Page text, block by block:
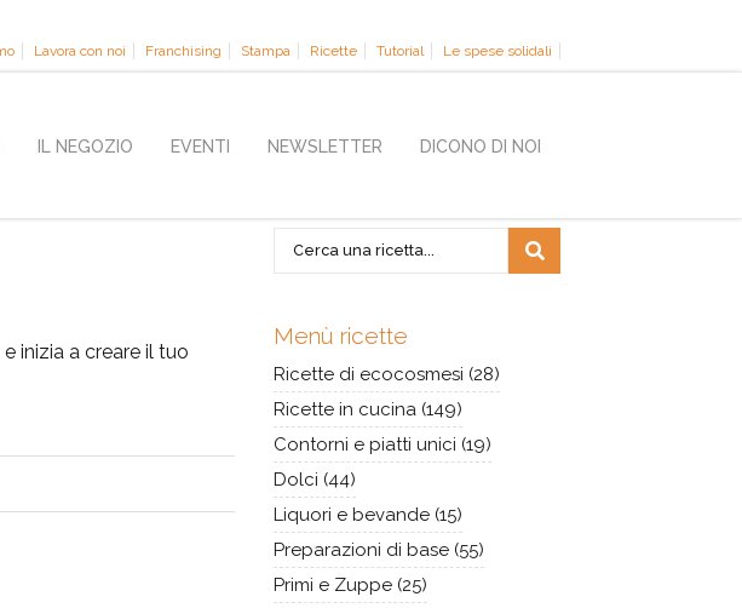
Lavora con noi Franchising Stampa Ricette Tutorial Le spese solidali
IL NEGOZIO EVENTI NEWSLETTER DICONO DI NOI
inizia a creare il tuo
Menù ricette
Ricette di ecocosmesi (28)
Ricette in cucina (149)
Contorni e piatti unici (19)
Dolci (44)
Liquori e bevande (15)
Preparazioni di base (55)
Primi e Zuppe (25)